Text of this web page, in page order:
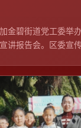
金碧街道党工委举
讲报告会。区委宣